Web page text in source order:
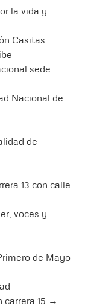
la vida y
Casitas
sede
Nacional de
de
13 con calle
voces y
de Mayo
carrera 15 →